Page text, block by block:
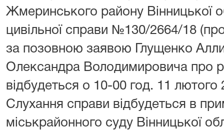
Жмеринського району Вінницької
цивільної справи №130/2664/18
за позовною заявою Глущенко
Олександра Володимировича про
відбудеться о 10-00 год. 11 лютого
Слухання справи відбудеться в
міськрайонного суду Вінницької